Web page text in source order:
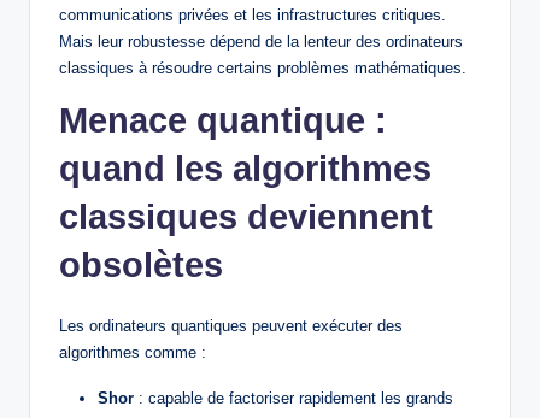
communications privées et les infrastructures critiques.
Mais leur robustesse dépend de la lenteur des ordinateurs
classiques à résoudre certains problèmes mathématiques.
Menace quantique :
quand les algorithmes
classiques deviennent
obsolètes
Les ordinateurs quantiques peuvent exécuter des
algorithmes comme :
Shor : capable de factoriser rapidement les grands